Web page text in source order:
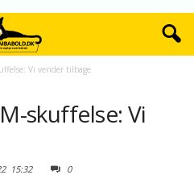
Vi vender tilbage
skuffelse: Vi
15:32 0